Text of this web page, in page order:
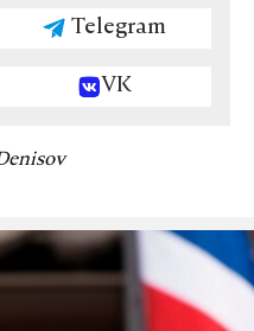
Telegram
VK